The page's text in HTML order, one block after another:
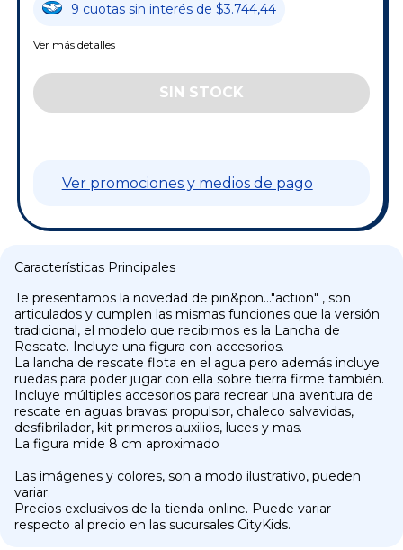
9 cuotas sin interés de $3.744,44
Ver más detalles
Ver promociones y medios de pago
Características Principales
Te presentamos la novedad de pin&pon..."action" , son
articulados y cumplen las mismas funciones que la versión
tradicional, el modelo que recibimos es la Lancha de
Rescate. Incluye una figura con accesorios.
La lancha de rescate flota en el agua pero además incluye
ruedas para poder jugar con ella sobre tierra firme también.
Incluye múltiples accesorios para recrear una aventura de
rescate en aguas bravas: propulsor, chaleco salvavidas,
desfibrilador, kit primeros auxilios, luces y mas.
La figura mide 8 cm aproximado
Las imágenes y colores, son a modo ilustrativo, pueden
variar.
Precios exclusivos de la tienda online. Puede variar
respecto al precio en las sucursales CityKids.